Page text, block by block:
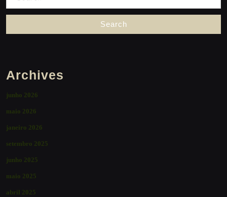
Archives
junho 2026
maio 2026
janeiro 2026
setembro 2025
junho 2025
maio 2025
abril 2025